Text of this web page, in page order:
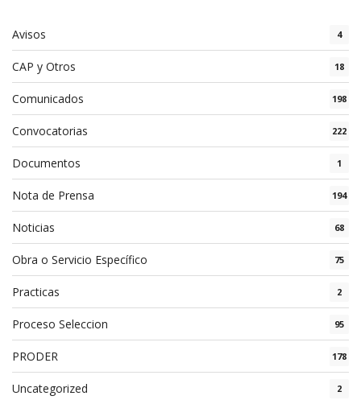
Avisos 4
CAP y Otros 18
Comunicados 198
Convocatorias 222
Documentos 1
Nota de Prensa 194
Noticias 68
Obra o Servicio Específico 75
Practicas 2
Proceso Seleccion 95
PRODER 178
Uncategorized 2